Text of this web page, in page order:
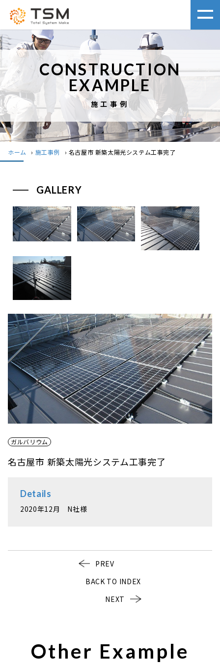
CONSTRUCTION
EXAMPLE
施工事例
ホーム › 施工事例 › 名古屋市 新築太陽光システム工事完了
ガルバリウム
名古屋市 新築太陽光システム工事完了
Details
2020年12月 N社様
GALLERY
PREV
BACK TO INDEX
NEXT
Other Example